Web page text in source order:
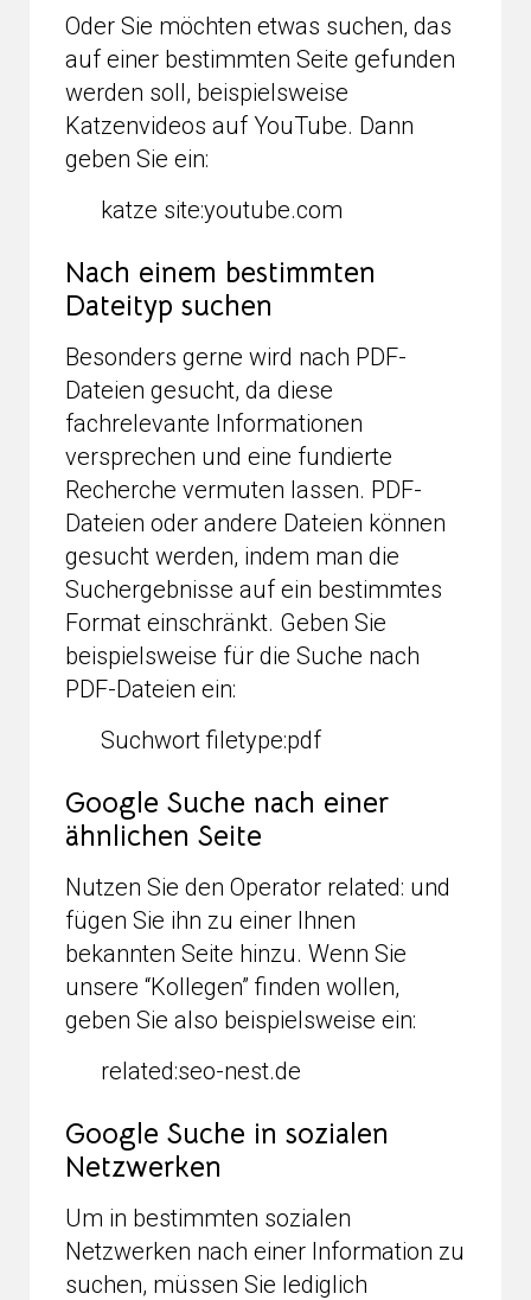
Oder Sie möchten etwas suchen, das
auf einer bestimmten Seite gefunden
werden soll, beispielsweise
Katzenvideos auf YouTube. Dann
geben Sie ein:
katze site:youtube.com
Nach einem bestimmten
Dateityp suchen
Besonders gerne wird nach PDF-
Dateien gesucht, da diese
fachrelevante Informationen
versprechen und eine fundierte
Recherche vermuten lassen. PDF-
Dateien oder andere Dateien können
gesucht werden, indem man die
Suchergebnisse auf ein bestimmtes
Format einschränkt. Geben Sie
beispielsweise für die Suche nach
PDF-Dateien ein:
Suchwort filetype:pdf
Google Suche nach einer
ähnlichen Seite
Nutzen Sie den Operator related: und
fügen Sie ihn zu einer Ihnen
bekannten Seite hinzu. Wenn Sie
unsere “Kollegen” finden wollen,
geben Sie also beispielsweise ein:
related:seo-nest.de
Google Suche in sozialen
Netzwerken
Um in bestimmten sozialen
Netzwerken nach einer Information zu
suchen, müssen Sie lediglich